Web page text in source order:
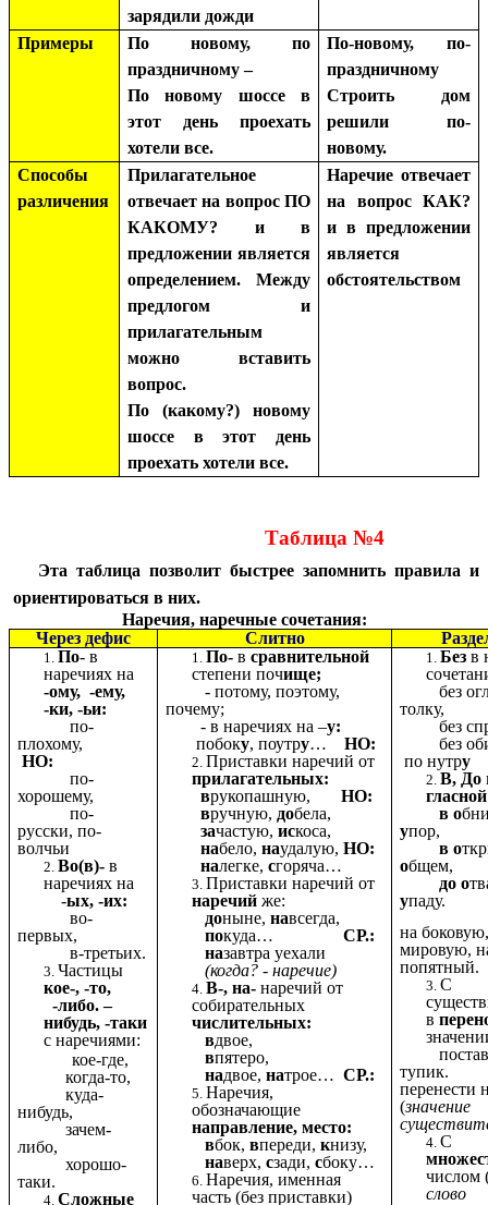
зарядили дожди
Примеры
По новому, по
праздничному –
По новому шоссе в
этот день проехать
хотели все.
По-новому, по-
праздничному
Строить дом
решили по-
новому.
Способы
различения
Прилагательное
отвечает на вопрос ПО
КАКОМУ? и в
предложении является
определением. Между
предлогом и
прилагательным
можно вставить
вопрос.
По (какому?) новому
шоссе в этот день
проехать хотели все.
Наречие отвечает
на вопрос КАК?
и в предложении
является
обстоятельством
Таблица №4
Эта таблица позволит быстрее запомнить правила и
ориентироваться в них.
Наречия, наречные сочетания:
Через дефис
Слитно
По- в
наречиях на
-ому, -ему,
-ки, -ьи:
по-
плохому,
НО:
по-
хорошему,
по-
русски, по-
волчьи
Во(в)-в
наречиях на
-ых, -их:
во-
первых,
в-третьих.
Частицы
кое-, -то,
-либо. –
нибудь, -таки
с наречиями:
кое-где,
когда-то,
куда-
нибудь,
зачем-
либо,
хорошо-
таки.
Сложные
По-всравнительной
степени почище;
- потому, поэтому,
почему;
- в наречиях на –у:
побоку, поутру…НО:
Приставки наречий от
прилагательных:
врукопашную,НО:
вручную, добела,
зачастую, искоса,
набело,наудалую,НО:
налегке,сгоряча…
Приставки наречий от
наречийже:
доныне,навсегда,
покуда…СР.:
назавтра уехали
(когда? - наречие)
В-, на-наречий от
собирательных
числительных:
вдвое,
впятеро,
надвое,натрое…СР.:
Наречия,
обозначающие
направление, место:
вбок,впереди,книзу,
наверх,сзади,сбоку…
Наречия, именная
часть (без приставки)
Без в
без
толку,
без
без
по нутру
В, До
в о
упор,
в о
общем,
до о
упаду.
на
мировую,
попятный.
С
в
тупик.
перенести
(значение
С
числом
слово